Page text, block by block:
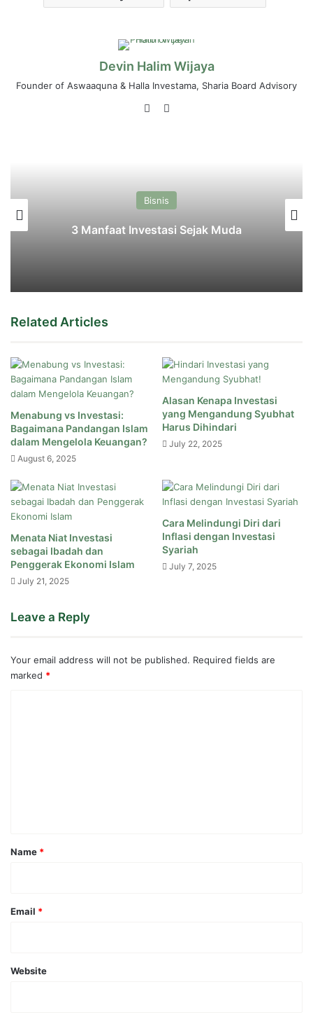
Devin Halim Wijaya
Founder of Aswaaquna & Halla Investama, Sharia Board Advisory
LinkedIn
Bisnis
3 Manfaat Investasi Sejak Muda
Related Articles
Menabung vs Investasi:
Bagaimana Pandangan Islam
dalam Mengelola Keuangan?
August 6, 2025
Alasan Kenapa Investasi
yang Mengandung Syubhat
Harus Dihindari
July 22, 2025
Menata Niat Investasi
sebagai Ibadah dan
Penggerak Ekonomi Islam
July 21, 2025
Cara Melindungi Diri dari
Inflasi dengan Investasi
Syariah
July 7, 2025
Leave a Reply
Your email address will not be published. Required fields are
marked *
*
Name *
Email *
Website